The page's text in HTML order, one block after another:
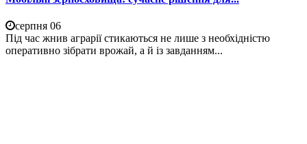
серпня 06
Під час жнив аграрії стикаються не лише з необхідністю
оперативно зібрати врожай, а й із завданням...